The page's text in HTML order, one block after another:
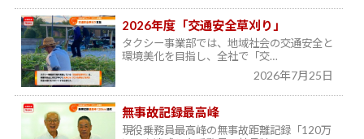
2026年度「交通安全草刈り」
タクシー事業部では、地域社会の交通安全と
環境美化を目指し、全社で「交…
2026年7月25日
無事故記録最高峰
現役乗務員最高峰の無事故距離記録「120万